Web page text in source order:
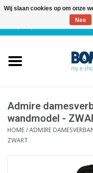
Klantenservice
Blog
Admire
wandmodel -
HOME/ADMIRE
ZWART
Wij slaan cookies op om onze
Nee